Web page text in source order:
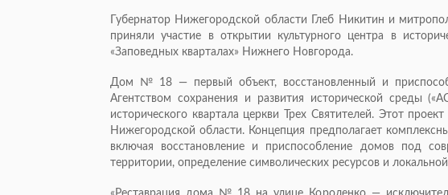
Губернатор Нижегородской области Глеб Никитин и
приняли участие в открытии культурного центра в
«Заповедных кварталах» Нижнего Новгорода.
Дом № 18 — первый объект, восстановленный и
Агентством сохранения и развития исторической среды
исторического квартала церкви Трех Святителей. Этот
Нижегородской области. Концепция предполагает
включая восстановление и приспособление домов под
территории, определение символических ресурсов и